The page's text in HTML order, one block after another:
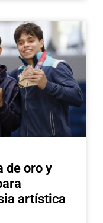
de oro y
artística